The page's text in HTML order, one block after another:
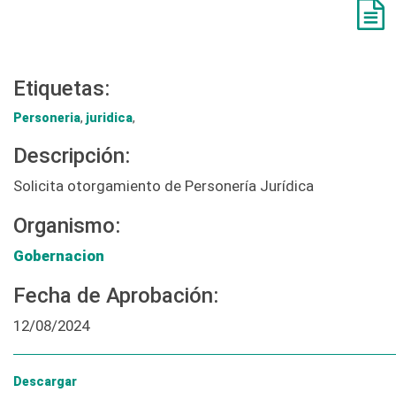
Etiquetas:
Personeria, juridica,
Descripción:
Solicita otorgamiento de Personería Jurídica
Organismo:
Gobernacion
Fecha de Aprobación:
12/08/2024
Descargar